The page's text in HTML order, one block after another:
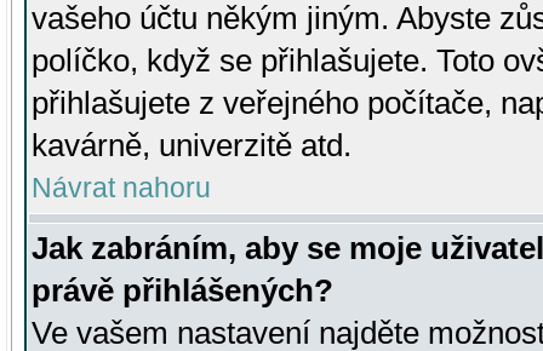
vašeho účtu někým jiným. Abyste
políčko, když se přihlašujete. Toto
přihlašujete z veřejného počítače,
kavárně, univerzitě atd.
Návrat nahoru
Jak zabráním, aby se moje
právě přihlášených?
Ve vašem nastavení najděte